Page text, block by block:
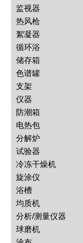
监视器
热风枪
絮凝器
循环浴
储存箱
色谱罐
支架
仪器
防潮箱
电热包
分解炉
试验器
冷冻干燥机
旋涂仪
浴槽
均质机
分析/测量仪器
球磨机